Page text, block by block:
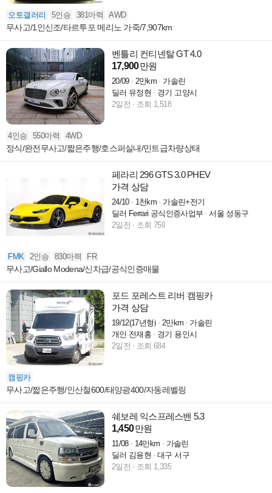
오토갤러리 5인승 381마력 AWD
무사고/1인신조/타르투포 메리노 가죽/7,907km
벤틀리 컨티넨탈 GT 4.0
17,900만원
20/09 2만km
가솔린
딜러 유정현
경기 고양시
2일전
조회 1,518
4인승 550마력 4WD
정식/완전무사고/짧은주행/호스퍼실내/민트급차량상태
페라리 296 GTS 3.0 PHEV
가격 상담
24/10 1천km
가솔린+전기
딜러 Ferrari 공식인증사업부
서울 성동구
2일전
조회 759
FMK 2인승 830마력 FR
무사고/Giallo Modena/신차급/공식인증매물
포드 포레스트 리버 캠핑카
가격 상담
19/12(17년형) 2만km
가솔린
개인 전재홍
경기 용인시
2일전
조회 684
캠핑카
무사고/짧은주행/인산철600/태양광400/자동레벨링
쉐보레 익스프레스밴 5.3
1,450만원
11/08 14만km
가솔린
딜러 김용현
대구 서구
2일전
조회 1,335